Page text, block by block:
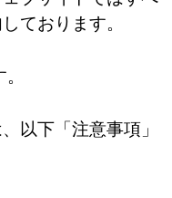
ております。
以下「注意事項」